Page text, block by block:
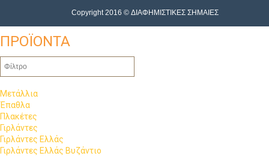
Copyright 2016 © ΔΙΑΦΗΜΙΣΤΙΚΕΣ ΣΗΜΑΙΕΣ
ΠΡΟΪΟΝΤΑ
Μετάλλια
Έπαθλα
Πλακέτες
Γιρλάντες
Γιρλάντες Ελλάς
Γιρλάντες Ελλάς Βυζάντιο